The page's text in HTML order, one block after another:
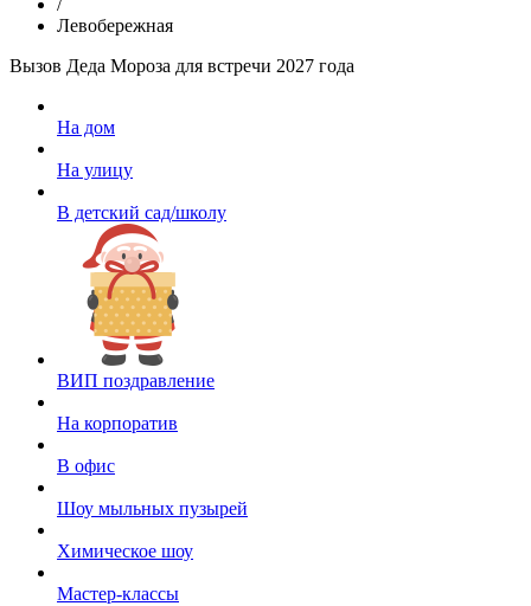
/
Левобережная
Вызов Дeда Мороза для встречи 2027 года
На дом
На улицу
В детский сад/школу
ВИП поздравление
На корпоратив
В офис
Шоу мыльных пузырей
Химическое шоу
Мастер-классы